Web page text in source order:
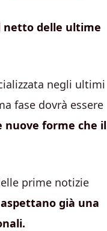
netto delle ultime
negli ultimi
fase dovrà essere
nuove forme che il
prime notizie
già una